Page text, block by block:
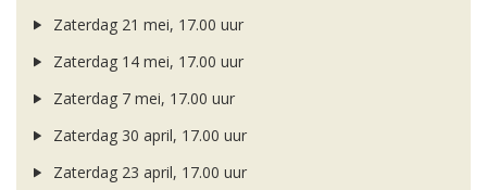
Zaterdag 21 mei, 17.00 uur
Zaterdag 14 mei, 17.00 uur
Zaterdag 7 mei, 17.00 uur
Zaterdag 30 april, 17.00 uur
Zaterdag 23 april, 17.00 uur